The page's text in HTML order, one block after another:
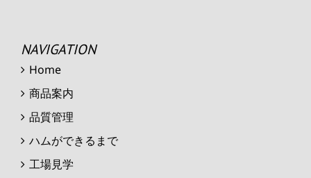
NAVIGATION
Home
商品案内
品質管理
ハムができるまで
工場見学